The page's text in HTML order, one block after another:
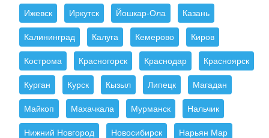
Ижевск Иркутск Йошкар-Ола Казань
Калининград Калуга Кемерово Киров
Кострома Красногорск Краснодар Красноярск
Курган Курск Кызыл Липецк Магадан
Майкоп Махачкала Мурманск Нальчик
Нижний Новгород Новосибирск Нарьян Мар